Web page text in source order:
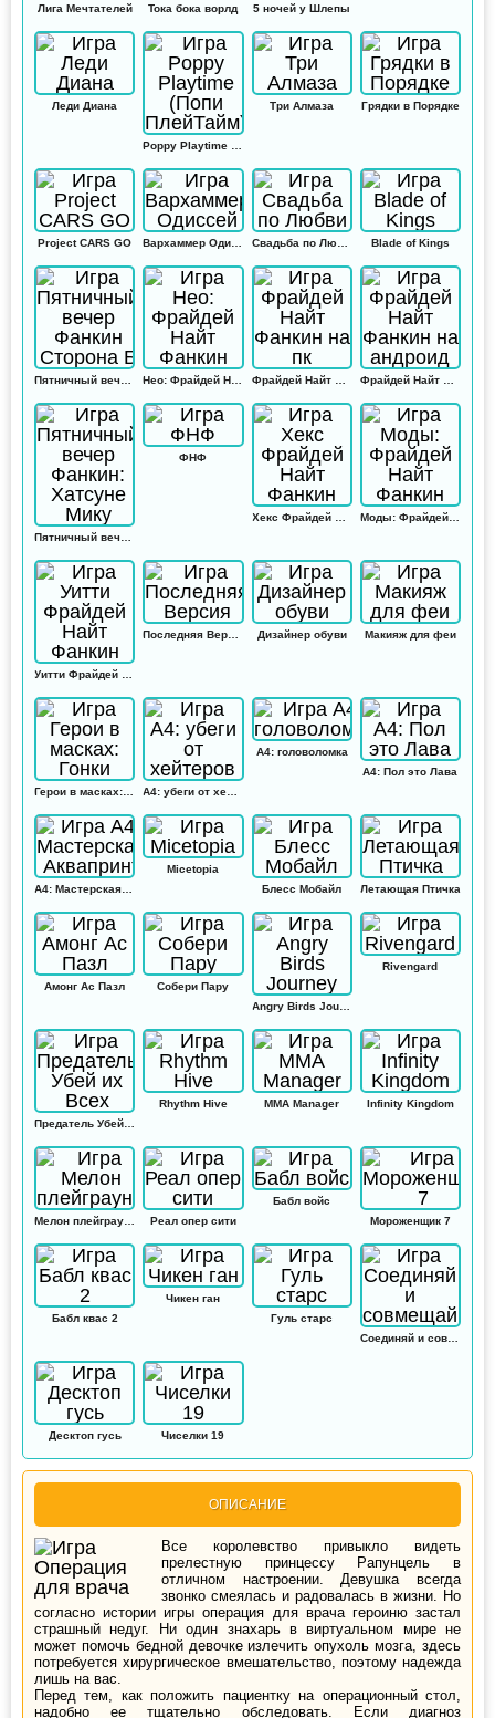
ОПИСАНИЕ
Все королевство привыкло видеть
прелестную принцессу Рапунцель в
отличном настроении. Девушка всегда
звонко смеялась и радовалась в жизни. Но
согласно истории игры операция для врача героиню застал
страшный недуг. Ни один знахарь в виртуальном мире не
может помочь бедной девочке излечить опухоль мозга, здесь
потребуется хирургическое вмешательство, поэтому надежда
лишь на вас.
Перед тем, как положить пациентку на операционный стол,
надобно ее тщательно обследовать. Если диагноз
Лига Мечтателей Тока бока ворлд 5 ночей у Шлепы
Леди Диана Три Алмаза Грядки в Порядке
Project CARS GO Свадьба по Любви Blade of Kings
ФНФ
Моды: Фрайдей Найт Фанкин
Дизайнер обуви Макияж для феи
А4: головоломка
А4: Пол это Лава
Micetopia
Блесс Мобайл
Летающая Птичка
Амонг Ас Пазл
Собери Пару
Angry Birds Journey
Rivengard
Rhythm Hive MMA Manager Infinity Kingdom
Реал опер сити
Бабл войс
Мороженщик 7
Бабл квас 2
Чикен ган
Гуль старс
Соединяй и совмещай
Десктоп гусь Чиселки 19